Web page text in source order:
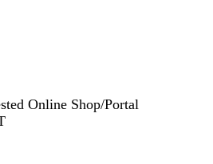
Online Shop/Portal